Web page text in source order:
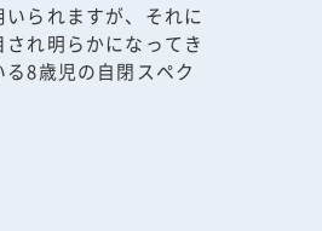
られますが、それに
れ明らかになってき
8歳児の自閉スペク